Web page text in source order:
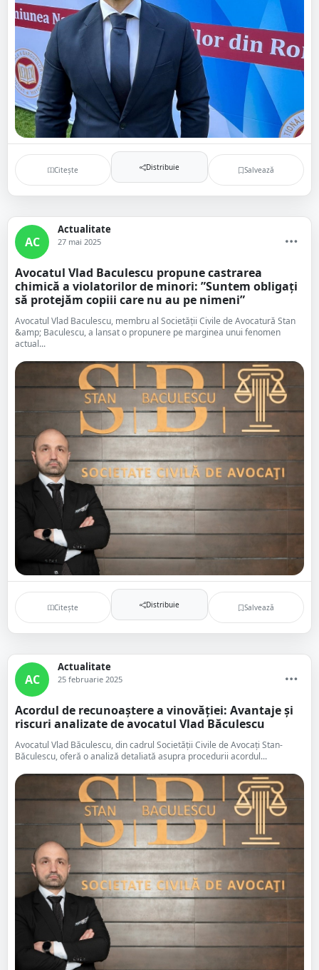
Citește Distribuie Salvează
AC
Actualitate
27 mai 2025
Avocatul Vlad Baculescu propune castrarea
chimică a violatorilor de minori: ”Suntem obligați
să protejăm copiii care nu au pe nimeni”
Avocatul Vlad Baculescu, membru al Societății Civile de Avocatură Stan
&amp; Baculescu, a lansat o propunere pe marginea unui fenomen
actual...
Citește Distribuie Salvează
AC
Actualitate
25 februarie 2025
Acordul de recunoaștere a vinovăției: Avantaje și
riscuri analizate de avocatul Vlad Băculescu
Avocatul Vlad Băculescu, din cadrul Societății Civile de Avocați Stan-
Băculescu, oferă o analiză detaliată asupra procedurii acordul...